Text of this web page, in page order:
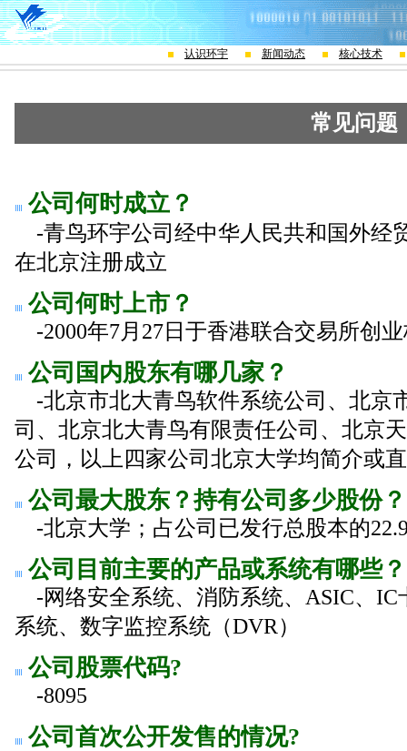
认识环宇 新闻动态 核心技术
常见问题
公司何时成立？
-青鸟环宇公司经中华人民共和国外经
在北京注册成立
公司何时上市？
-2000年7月27日于香港联合交易所创
公司国内股东有哪几家？
-北京市北大青鸟软件系统公司、北京
司、北京北大青鸟有限责任公司、北
公司，以上四家公司北京大学均简介或
公司最大股东？持有公司多少股份？
-北京大学；占公司已发行总股本的
公司目前主要的产品或系统有哪些？
-网络安全系统、消防系统、ASIC、IC
系统、数字监控系统（DVR）
公司股票代码?
-8095
公司首次公开发售的情况?